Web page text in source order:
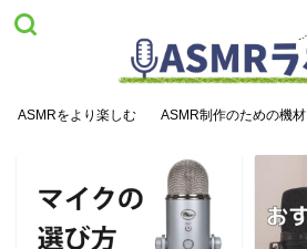
ASMRをより楽しむ ASMR制作のための機材